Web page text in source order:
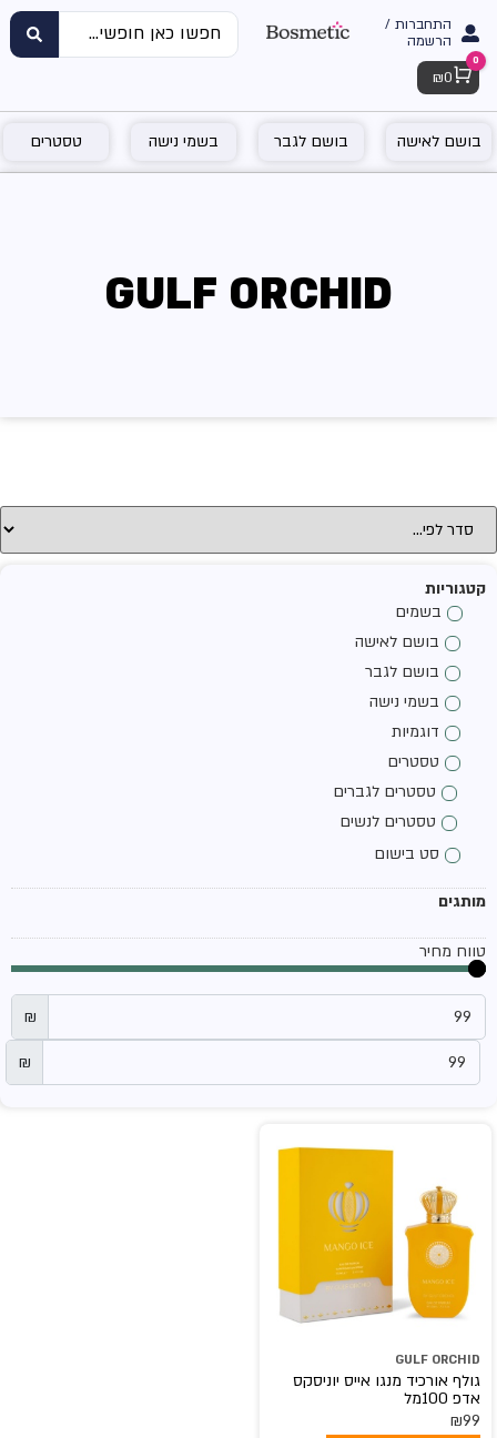
התחברות /
הרשמה
Cart
0
₪ 0
בושם לאישה בושם לגבר בשמי נישה טסטרים
GULF ORCHID
קטגוריות
בשמים
בושם לאישה
בושם לגבר
בשמי נישה
דוגמיות
טסטרים
טסטרים לגברים
טסטרים לנשים
סט בישום
מותגים
טווח מחיר
₪
₪
GULF ORCHID
גולף אורכיד מנגו אייס יוניסקס
אדפ 100מל
₪99